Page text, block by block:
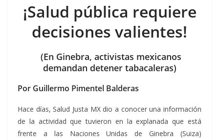
¡Salud pública requiere
decisiones valientes!
(En Ginebra, activistas mexicanos
demandan detener tabacaleras)
Por Guillermo Pimentel Balderas
Hace días, Salud Justa MX dio a conocer una información
de la actividad que tuvieron en la explanada que está
frente a las Naciones Unidas de Ginebra (Suiza)